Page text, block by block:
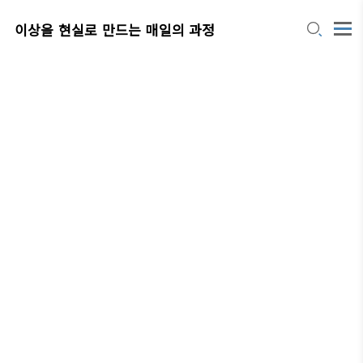
이상을 현실로 만드는 매일의 과정